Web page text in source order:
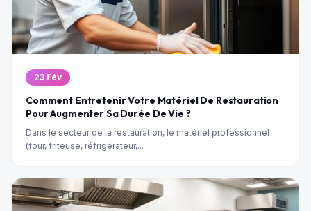
23 Fév
Comment Entretenir Votre Matériel De Restauration
Pour Augmenter Sa Durée De Vie ?
Dans le secteur de la restauration, le matériel professionnel
(four, friteuse, réfrigérateur,...